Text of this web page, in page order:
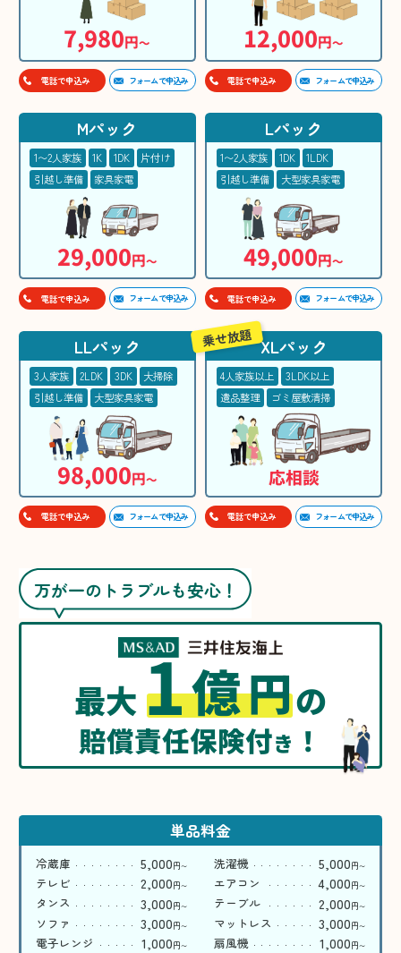
7,980円〜
電話で申込み フォームで申込み
12,000円〜
電話で申込み フォームで申込み
Mパック
1〜2人家族 1K 1DK
片付け
引越し準備
家具家電
29,000円〜
電話で申込み フォームで申込み
Lパック
1〜2人家族 1DK
1LDK
引越し準備
大型家具家電
49,000円〜
電話で申込み フォームで申込み
LLパック
3人家族 2LDK 3DK
大掃除
引越し準備
大型家具家電
98,000円〜
電話で申込み フォームで申込み
XLパック
4人家族以上
3LDK以上
遺品整理
ゴミ屋敷清掃
応相談
乗せ放題
電話で申込み フォームで申込み
万が一のトラブルも安心！
最大1億円の
賠償責任保険付き ！
単品料金
冷蔵庫 5,000円〜 洗濯機 5,000円〜
テレビ 2,000円〜 エアコン 4,000円〜
タンス 3,000円〜 テーブル 2,000円〜
ソファ 3,000円〜 マットレス 3,000円〜
電子レンジ 1,000円〜 扇風機 1,000円〜